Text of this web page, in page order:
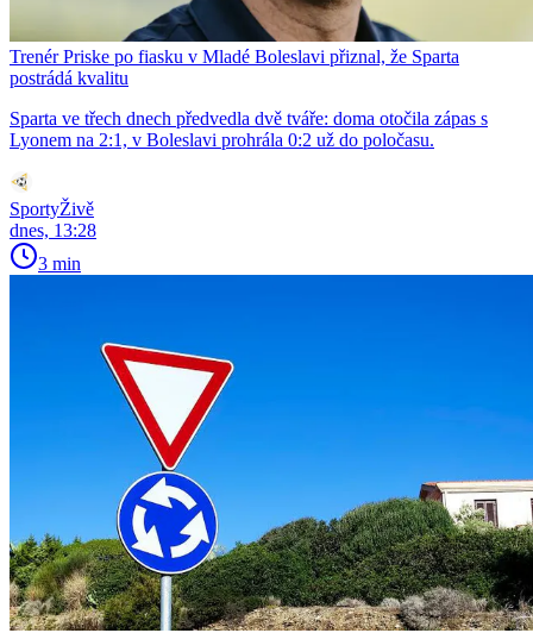
Trenér Priske po fiasku v Mladé Boleslavi přiznal, že Sparta
postrádá kvalitu
Sparta ve třech dnech předvedla dvě tváře: doma otočila zápas s
Lyonem na 2:1, v Boleslavi prohrála 0:2 už do poločasu.
SportyŽivě
dnes, 13:28
3 min